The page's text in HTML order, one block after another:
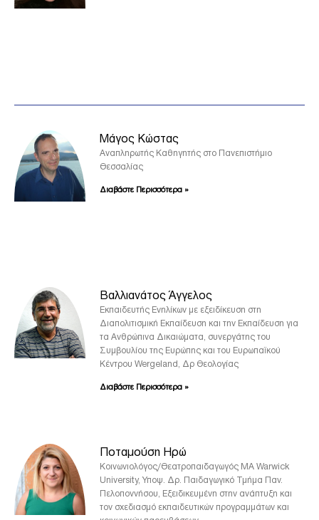
Μάγος Κώστας
Αναπληρωτής Καθηγητής στο Πανεπιστήμιο
Θεσσαλίας
Διαβάστε Περισσότερα »
Βαλλιανάτος Άγγελος
Εκπαιδευτής Ενηλίκων με εξειδίκευση στη
Διαπολιτισμική Εκπαίδευση και την Εκπαίδευση για
τα Ανθρώπινα Δικαιώματα, συνεργάτης του
Συμβουλίου της Ευρώπης και του Ευρωπαϊκού
Κέντρου Wergeland, Δρ Θεολογίας
Διαβάστε Περισσότερα »
Ποταμούση Ηρώ
Κοινωνιολόγος/Θεατροπαιδαγωγός ΜΑ Warwick
University, Υποψ. Δρ. Παιδαγωγικό Τμήμα Παν.
Πελοποννήσου, Εξειδικευμένη στην ανάπτυξη και
τον σχεδιασμό εκπαιδευτικών προγραμμάτων και